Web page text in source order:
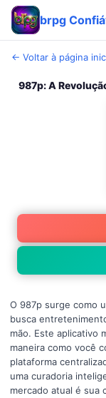
← Voltar à página
987p: A
O 987p surge como
busca
mão. Este aplicativo
maneira como você
plataforma
uma curadoria
mercado atual é sua